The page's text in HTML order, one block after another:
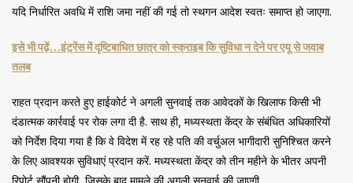
यदि निर्धारित अवधि में राशि जमा नहीं की गई तो स्थगन आदेश स्वतः समाप्त हो जाएगा.
इसे भी पढ़ें…इंट्रेंस में दृष्टिबाधित छात्र को स्क्राइब कि सुविधा न देने पर एयू से जवाब
तलब
राहत प्रदान करते हुए हाईकोर्ट ने अगली सुनवाई तक आवेदकों के खिलाफ किसी भी
दंडात्मक कार्रवाई पर रोक लगा दी है. साथ ही, मध्यस्थता केंद्र के संबंधित अधिकारियों
को निर्देश दिया गया है कि वे विदेश में रह रहे पति की वर्चुअल भागीदारी सुनिश्चित करने
के लिए आवश्यक सुविधाएं प्रदान करें. मध्यस्थता केंद्र को तीन महीने के भीतर अपनी